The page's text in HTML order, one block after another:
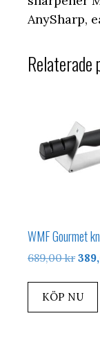
AnySharp,
Relaterade
WMF Gourmet
689,00kr Det
var:
KÖP NU